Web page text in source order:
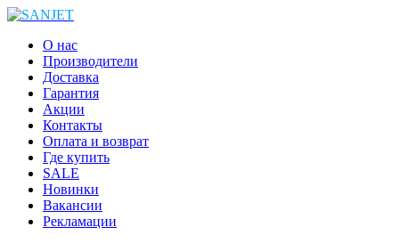
О нас
Производители
Доставка
Гарантия
Акции
Контакты
Оплата и возврат
Где купить
SALE
Новинки
Вакансии
Рекламации